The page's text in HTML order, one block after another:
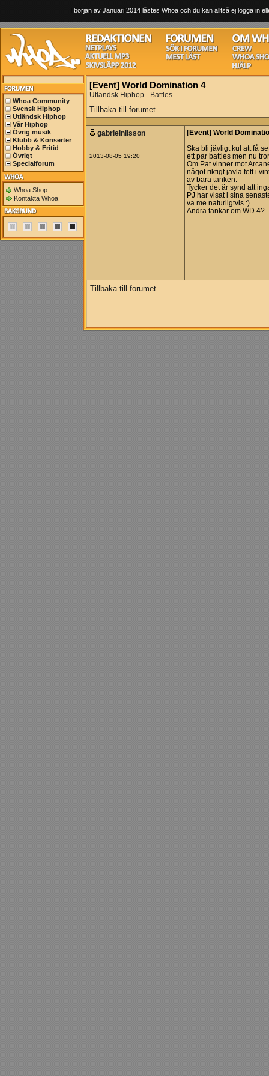
I början av Januari 2014 låstes Whoa och du kan alltså ej logga in
Whoa Community
Svensk Hiphop
Utländsk Hiphop
Vår Hiphop
Övrig musik
Klubb & Konserter
Hobby & Fritid
Övrigt
Specialforum
Whoa Shop
Kontakta Whoa
[Event] World Domination 4
Utländsk Hiphop - Battles
Tillbaka till forumet
gabrielnilsson
2013-08-05 19:20
[Event] World
Ska bli jävligt kul att få
ett par battles men nu
Om Pat vinner mot
något riktigt jävla fett i
av bara tanken.
Tycker det är synd att
PJ har visat i sina
va me naturligtvis :)
Andra tankar om WD 4?
Tillbaka till forumet